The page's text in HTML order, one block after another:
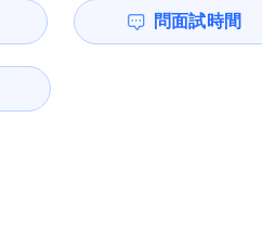
問面試時間